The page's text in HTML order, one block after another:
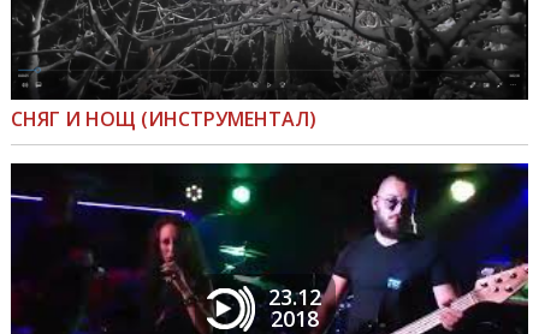
СНЯГ И НОЩ (ИНСТРУМЕНТАЛ)
23.12
2018